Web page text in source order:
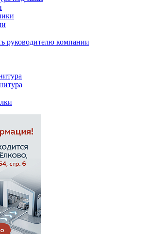
руководителю компании